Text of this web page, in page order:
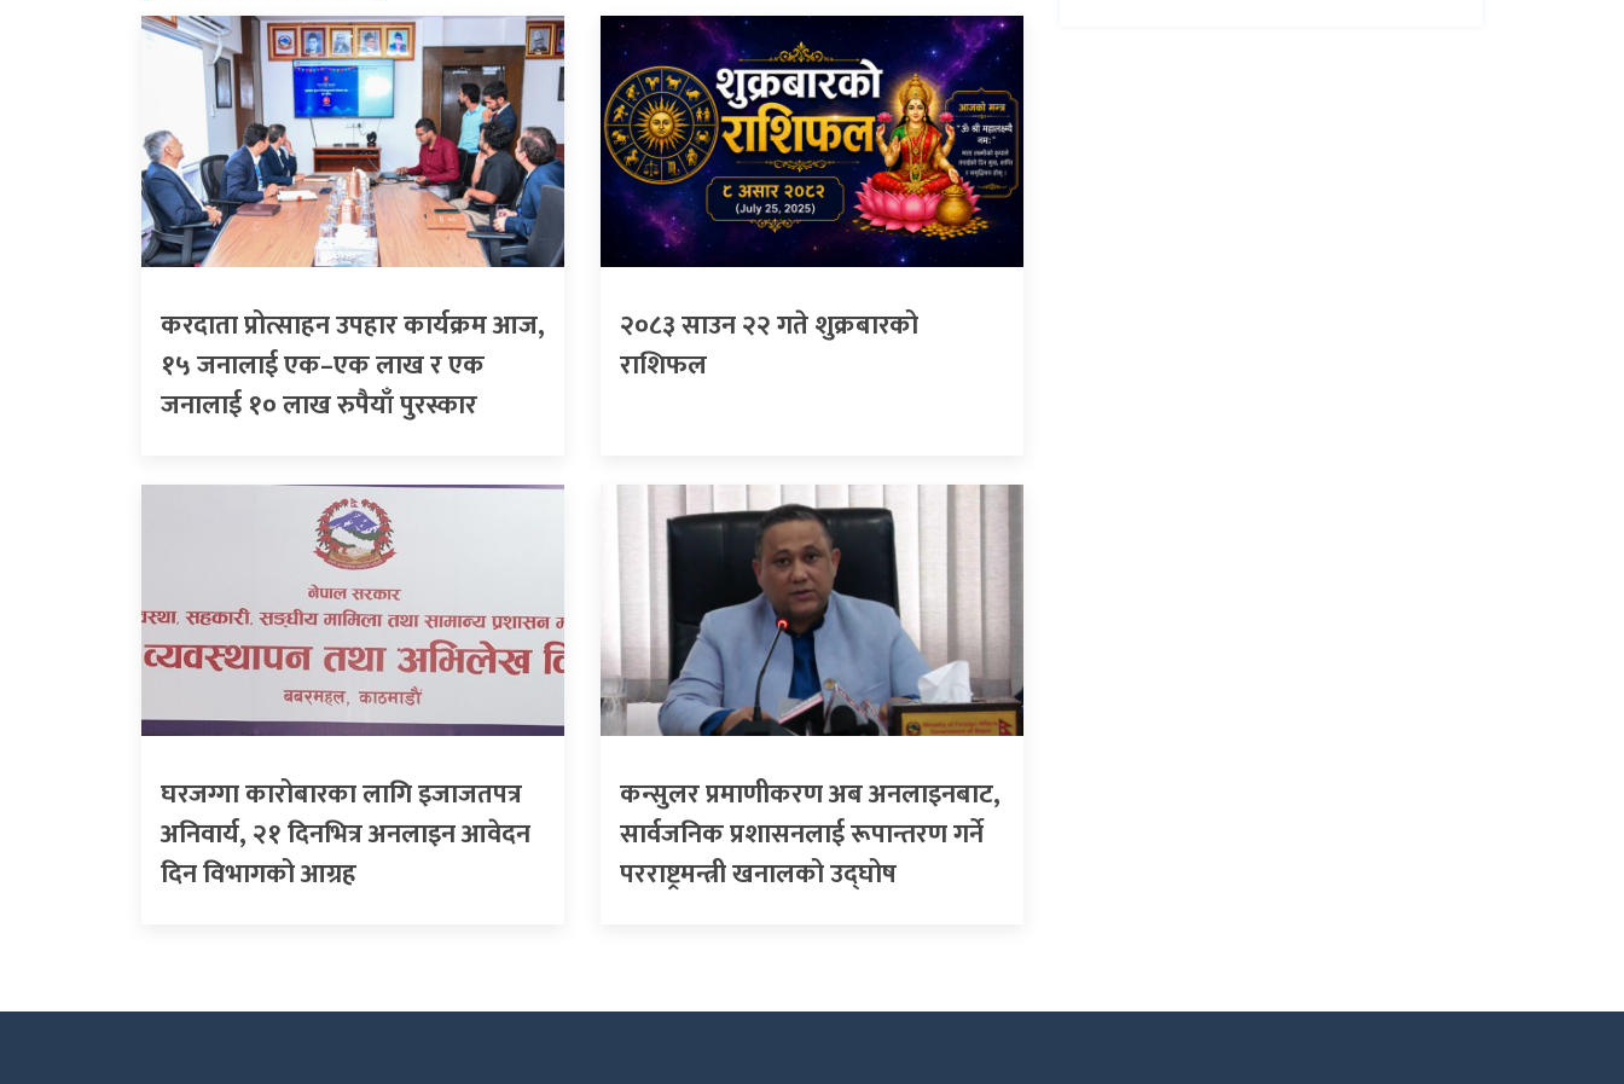
करदाता प्रोत्साहन उपहार कार्यक्रम आज,
१५ जनालाई एक–एक लाख र एक
जनालाई १० लाख रुपैयाँ पुरस्कार
२०८३ साउन २२ गते शुक्रबारको
राशिफल
घरजग्गा कारोबारका लागि इजाजतपत्र
अनिवार्य, २१ दिनभित्र अनलाइन आवेदन
दिन विभागको आग्रह
कन्सुलर प्रमाणीकरण अब अनलाइनबाट,
सार्वजनिक प्रशासनलाई रूपान्तरण गर्ने
परराष्ट्रमन्त्री खनालको उद्घोष